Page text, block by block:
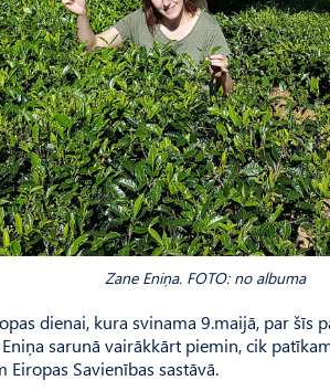
Zane Eniņa. FOTO: no albuma
dienai, kura svinama 9.maijā, par šīs
sarunā vairākkārt piemin, cik
Savienības sastāvā.